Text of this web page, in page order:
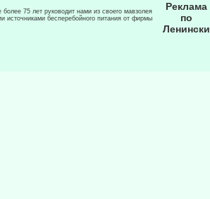
75 лет руководит нами из своего мавзолея
источниками бесперебойного питания от фирмы
Реклама
по
Ленински